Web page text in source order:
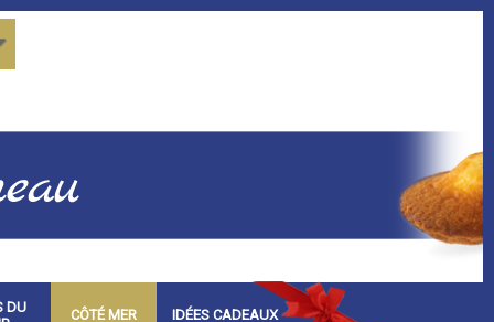
DU
CÔTÉ MER IDÉES CADEAUX